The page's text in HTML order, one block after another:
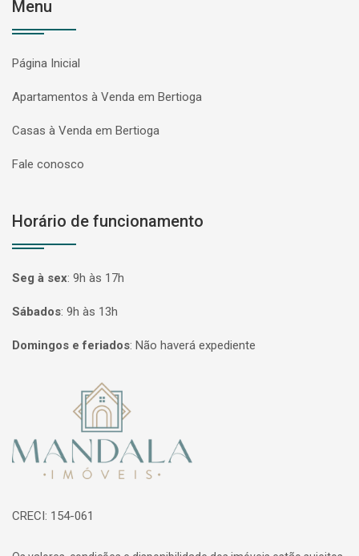
Menu
Página Inicial
Apartamentos à Venda em Bertioga
Casas à Venda em Bertioga
Fale conosco
Horário de funcionamento
Seg à sex: 9h às 17h
Sábados: 9h às 13h
Domingos e feriados: Não haverá expediente
Página inicial
CRECI: 154-061